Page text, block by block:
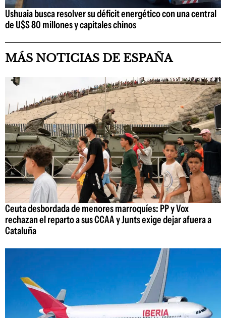
Ushuaia busca resolver su déficit energético con una central
de U$S 80 millones y capitales chinos
MÁS NOTICIAS DE ESPAÑA
Ceuta desbordada de menores marroquíes: PP y Vox
rechazan el reparto a sus CCAA y Junts exige dejar afuera a
Cataluña